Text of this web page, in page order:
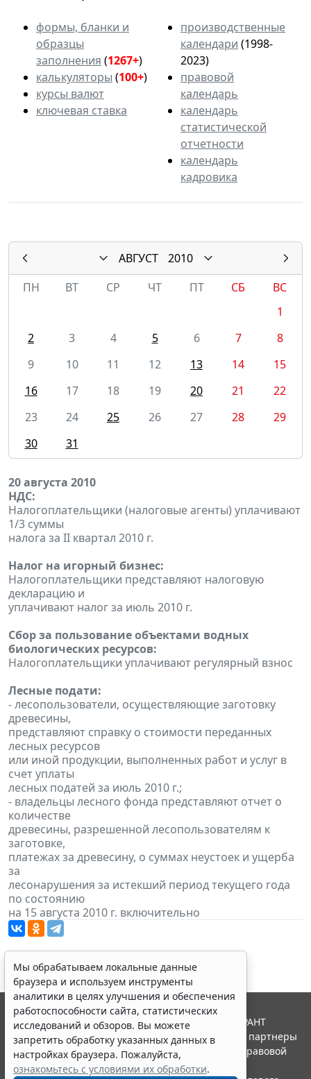
формы, бланки и
образцы
заполнения (1267+)
калькуляторы (100+)
курсы валют
ключевая ставка
производственные
календари (1998-
2023)
правовой
календарь
календарь
статистической
отчетности
календарь
кадровика
АВГУСТ
2010
ПН
ВТ СР ЧТ ПТ СБ
ВС
1
2
3 4 5 6 7
8
9
10 11 12 13 14
15
16
17 18 19 20 21
22
23
24 25 26 27 28
29
30
31
20 августа 2010
НДС:
Налогоплательщики (налоговые агенты) уплачивают
1/3 суммы
налога за II квартал 2010 г.
Налог на игорный бизнес:
Налогоплательщики представляют налоговую
декларацию и
уплачивают налог за июль 2010 г.
Сбор за пользование объектами водных
биологических ресурсов:
Налогоплательщики уплачивают регулярный взнос
Лесные подати:
- лесопользователи, осуществляющие заготовку
древесины,
представляют справку о стоимости переданных
лесных ресурсов
или иной продукции, выполненных работ и услуг в
счет уплаты
лесных податей за июль 2010 г.;
- владельцы лесного фонда представляют отчет о
количестве
древесины, разрешенной лесопользователям к
заготовке,
платежах за древесину, о суммах неустоек и ущерба
за
лесонарушения за истекший период текущего года
по состоянию
на 15 августа 2010 г. включительно
Мы обрабатываем локальные данные
браузера и используем инструменты
аналитики в целях улучшения и обеспечения
работоспособности сайта, статистических
исследований и обзоров. Вы можете
запретить обработку указанных данных в
настройках браузера. Пожалуйста,
ознакомьтесь с условиями их обработки.
© ООО "НПП "ГАРАНТ-СЕРВИС", 2026. Система ГАРАНТ
выпускается с 1990 года. Компания "Гарант" и ее партнеры
являются участниками Российской ассоциации правовой
информации ГАРАНТ.